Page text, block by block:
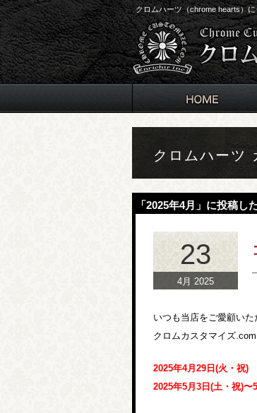
クロムハーツ（chrome hearts）
クロムハーツ
「2025年4月」に投稿し
23
4月 2025
いつも当店をご愛顧いた
クロムカスタマイズ
2025年4月29日(火・祝)
2025年5月3日(土・祝)〜